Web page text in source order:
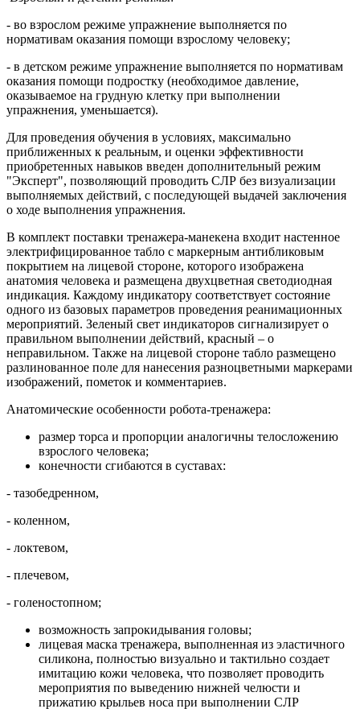
- во взрослом режиме упражнение выполняется по
нормативам оказания помощи взрослому человеку;
- в детском режиме упражнение выполняется по нормативам
оказания помощи подростку (необходимое давление,
оказываемое на грудную клетку при выполнении
упражнения, уменьшается).
Для проведения обучения в условиях, максимально
приближенных к реальным, и оценки эффективности
приобретенных навыков введен дополнительный режим
"Эксперт", позволяющий проводить СЛР без визуализации
выполняемых действий, с последующей выдачей заключения
о ходе выполнения упражнения.
В комплект поставки тренажера-манекена входит настенное
электрифицированное табло с маркерным антибликовым
покрытием на лицевой стороне, которого изображена
анатомия человека и размещена двухцветная светодиодная
индикация. Каждому индикатору соответствует состояние
одного из базовых параметров проведения реанимационных
мероприятий. Зеленый свет индикаторов сигнализирует о
правильном выполнении действий, красный – о
неправильном. Также на лицевой стороне табло размещено
разлинованное поле для нанесения разноцветными маркерами
изображений, пометок и комментариев.
Анатомические особенности робота-тренажера:
размер торса и пропорции аналогичны телосложению
взрослого человека;
конечности сгибаются в суставах:
- тазобедренном,
- коленном,
- локтевом,
- плечевом,
- голеностопном;
возможность запрокидывания головы;
лицевая маска тренажера, выполненная из эластичного
силикона, полностью визуально и тактильно создает
имитацию кожи человека, что позволяет проводить
мероприятия по выведению нижней челюсти и
прижатию крыльев носа при выполнении СЛР